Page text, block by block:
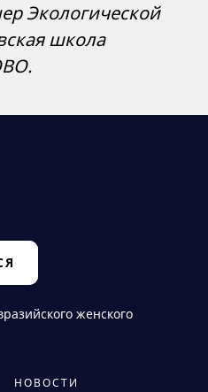
Экологической
школа
женского
НОВОСТИ